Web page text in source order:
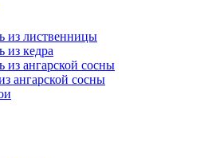
из лиственницы
из кедра
из ангарской сосны
ангарской сосны